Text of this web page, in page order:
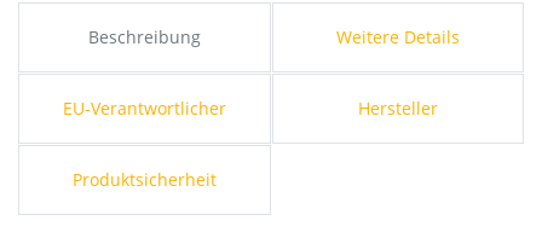
Beschreibung Weitere Details
EU-Verantwortlicher Hersteller
Produktsicherheit